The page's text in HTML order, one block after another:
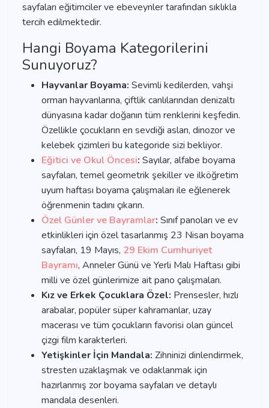
sayfaları eğitimciler ve ebeveynler tarafından sıklıkla
tercih edilmektedir.
Hangi Boyama Kategorilerini
Sunuyoruz?
Hayvanlar Boyama: Sevimli kedilerden, vahşi
orman hayvanlarına, çiftlik canlılarından denizaltı
dünyasına kadar doğanın tüm renklerini keşfedin.
Özellikle çocukların en sevdiği aslan, dinozor ve
kelebek çizimleri bu kategoride sizi bekliyor.
Eğitici ve Okul Öncesi: Sayılar, alfabe boyama
sayfaları, temel geometrik şekiller ve ilköğretim
uyum haftası boyama çalışmaları ile eğlenerek
öğrenmenin tadını çıkarın.
Özel Günler ve Bayramlar: Sınıf panoları ve ev
etkinlikleri için özel tasarlanmış 23 Nisan boyama
sayfaları, 19 Mayıs, 29 Ekim Cumhuriyet
Bayramı, Anneler Günü ve Yerli Malı Haftası gibi
milli ve özel günlerimize ait pano çalışmaları.
Kız ve Erkek Çocuklara Özel: Prensesler, hızlı
arabalar, popüler süper kahramanlar, uzay
macerası ve tüm çocukların favorisi olan güncel
çizgi film karakterleri.
Yetişkinler İçin Mandala: Zihninizi dinlendirmek,
stresten uzaklaşmak ve odaklanmak için
hazırlanmış zor boyama sayfaları ve detaylı
mandala desenleri.